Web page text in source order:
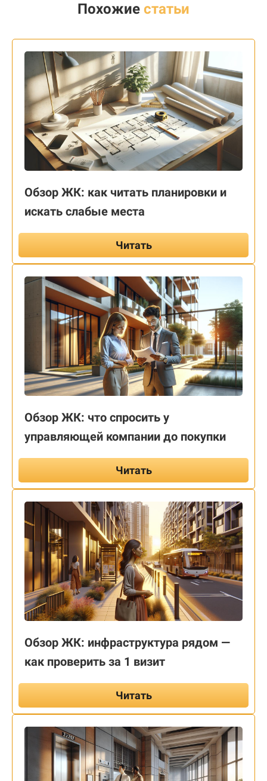
Похожие статьи
Обзор ЖК: как читать планировки и
искать слабые места
Читать
Обзор ЖК: что спросить у
управляющей компании до покупки
Читать
Обзор ЖК: инфраструктура рядом —
как проверить за 1 визит
Читать